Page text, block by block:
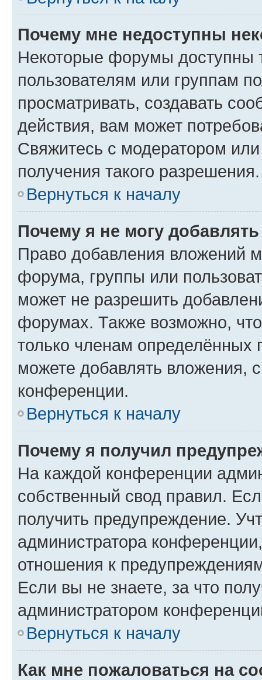
Почему мне недоступны
Некоторые форумы доступны
пользователям или группам
просматривать, создавать
действия, вам может
Свяжитесь с модератором
получения такого разрешения.
Вернуться к началу
Почему я не могу
Право добавления вложений
форума, группы или
может не разрешить
форумах. Также возможно,
только членам определённых
можете добавлять вложения,
конференции.
Вернуться к началу
Почему я получил
На каждой конференции
собственный свод правил.
получить предупреждение.
администратора
отношения к
Если вы не знаете, за что
администратором
Вернуться к началу
Как мне пожаловаться на